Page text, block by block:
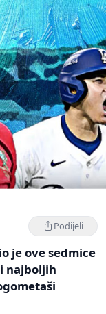
Podijeli
je ove sedmice
najboljih